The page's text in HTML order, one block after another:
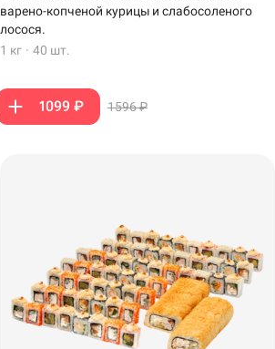
варено-копченой курицы и слабосоленого
лосося.
1 кг · 40 шт.
1099 ₽ 1596 ₽